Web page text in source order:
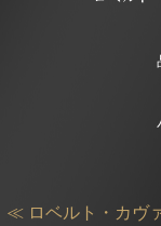
≪ ロベルト・カヴ